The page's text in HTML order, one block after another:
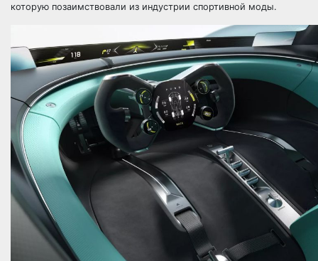
которую позаимствовали из индустрии спортивной моды.